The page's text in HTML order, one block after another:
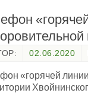
02.06.2020
«горячей